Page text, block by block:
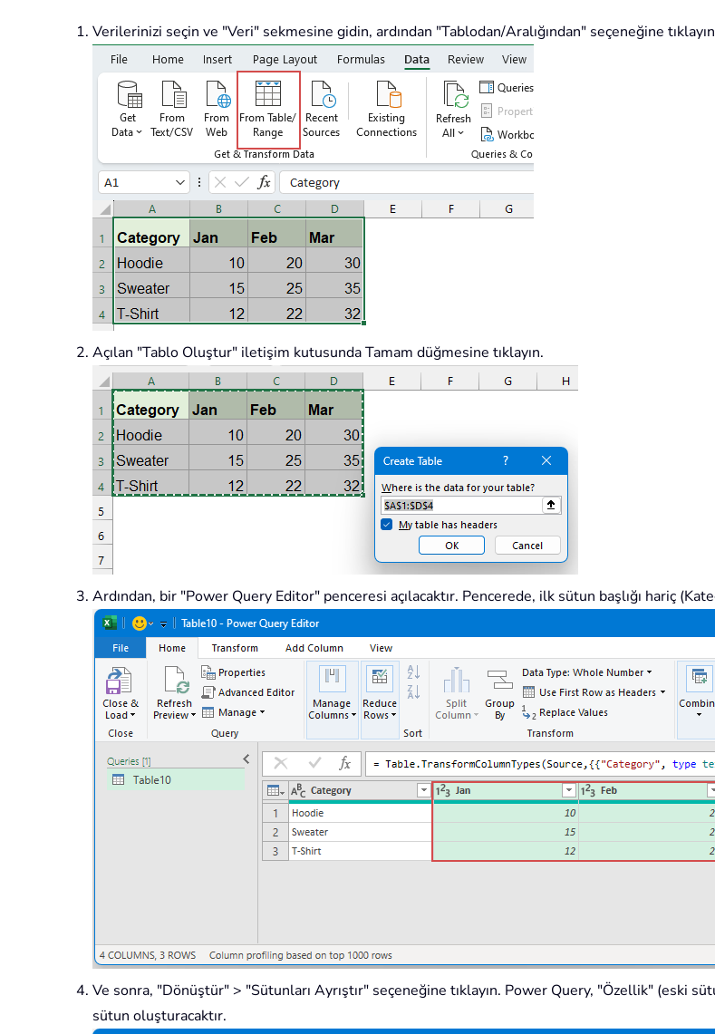
Verilerinizi seçin ve "Veri" sekmesine gidin, ardından "Tablodan/Aralığından" seçeneğine
Açılan "Tablo Oluştur" iletişim kutusunda Tamam düğmesine tıklayın.
Ardından, bir "Power Query Editor" penceresi açılacaktır. Pencerede, ilk sütun başlığı hariç
Ve sonra, "Dönüştür" > "Sütunları Ayrıştır" seçeneğine tıklayın. Power Query, "Özellik" (eski
sütun oluşturacaktır.